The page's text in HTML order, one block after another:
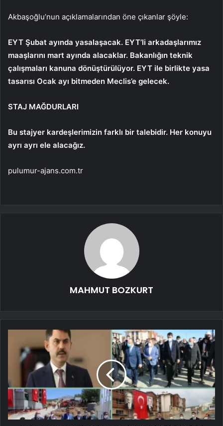
Akbaşoğlu’nun açıklamalarından öne çıkanlar şöyle:
EYT Şubat ayında yasalaşacak. EYT’li arkadaşlarımız
maaşlarını mart ayında alacaklar. Bakanlığın teknik
çalışmaları kanuna dönüştürülüyor. EYT ile birlikte yasa
tasarısı Ocak ayı bitmeden Meclis’e gelecek.
STAJ MAĞDURLARI
Bu stajyer kardeşlerimizin farklı bir talebidir. Her konuyu
ayrı ayrı ele alacağız.
pulumur-ajans.com.tr
MAHMUT BOZKURT